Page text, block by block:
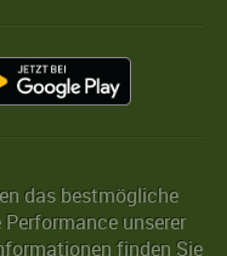
das bestmögliche
unserer
finden Sie